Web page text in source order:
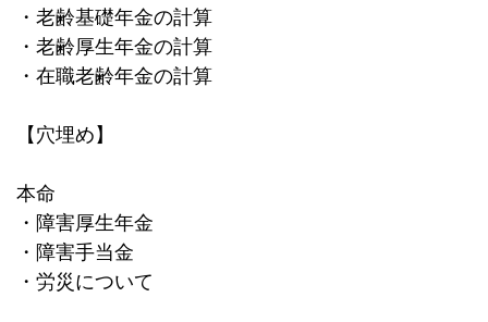
・老齢基礎年金の計算
・老齢厚生年金の計算
・在職老齢年金の計算
【穴埋め】
本命
・障害厚生年金
・障害手当金
・労災について